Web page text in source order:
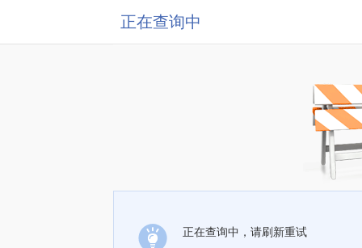
正在查询中
正在查询中，请刷新重试